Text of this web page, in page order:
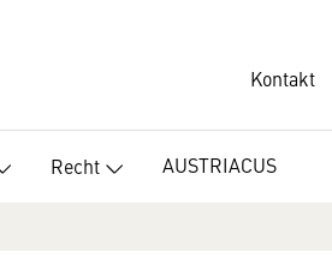
Kontakt
Recht AUSTRIACUS